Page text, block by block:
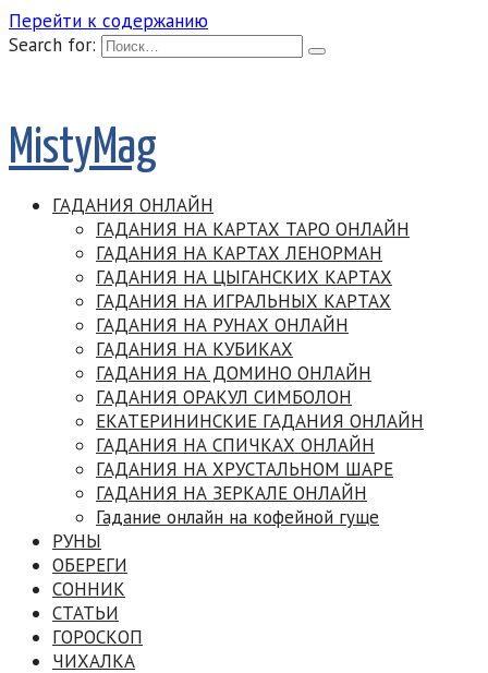
Перейти к содержанию
Search for:
MistyMag
ГАДАНИЯ ОНЛАЙН
ГАДАНИЯ НА КАРТАХ ТАРО ОНЛАЙН
ГАДАНИЯ НА КАРТАХ ЛЕНОРМАН
ГАДАНИЯ НА ЦЫГАНСКИХ КАРТАХ
ГАДАНИЯ НА ИГРАЛЬНЫХ КАРТАХ
ГАДАНИЯ НА РУНАХ ОНЛАЙН
ГАДАНИЯ НА КУБИКАХ
ГАДАНИЯ НА ДОМИНО ОНЛАЙН
ГАДАНИЯ ОРАКУЛ СИМБОЛОН
ЕКАТЕРИНИНСКИЕ ГАДАНИЯ ОНЛАЙН
ГАДАНИЯ НА СПИЧКАХ ОНЛАЙН
ГАДАНИЯ НА ХРУСТАЛЬНОМ ШАРЕ
ГАДАНИЯ НА ЗЕРКАЛЕ ОНЛАЙН
Гадание онлайн на кофейной гуще
РУНЫ
ОБЕРЕГИ
СОННИК
СТАТЬИ
ГОРОСКОП
ЧИХАЛКА